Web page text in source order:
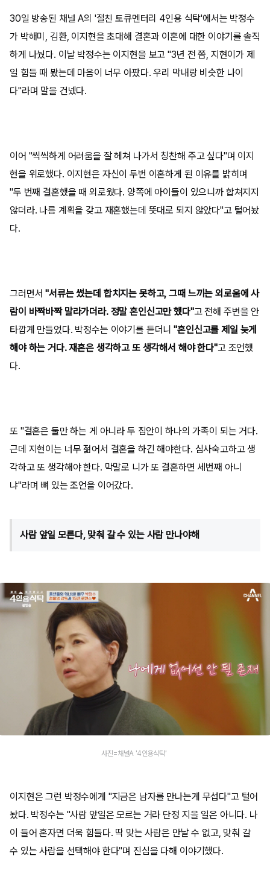
30일 방송된 채널 A의 '절친 토큐멘터리 4인용 식탁'에서는 박정수
가 박해미, 김환, 이지현을 초대해 결혼과 이혼에 대한 이야기를 솔직
하게 나눴다. 이날 박정수는 이지현을 보고 "3년 전 쯤, 지현이가 제
일 힘들 때 봤는데 마음이 너무 아팠다. 우리 막내랑 비슷한 나이
다"라며 말을 건넸다.
이어 "씩씩하게 어려움을 잘 헤쳐 나가서 칭찬해 주고 싶다"며 이지
현을 위로했다. 이지현은 자신이 두번 이혼하게 된 이유를 밝히며
"두 번째 결혼했을 때 외로웠다. 양쪽에 아이들이 있으니까 합쳐지지
않더라. 나름 계획을 갖고 재혼했는데 뜻대로 되지 않았다"고 털어놨
다.
그러면서"서류는 썼는데 합치지는 못하고, 그때 느끼는 외로움에 사
람이 바짝바짝 말라가더라. 정말 혼인신고만 했다"고 전해 주변을 안
타깝게 만들었다. 박정수는 이야기를 듣더니"혼인신고를 제일 늦게
해야 하는 거다. 재혼은 생각하고 또 생각해서 해야 한다"고 조언했
다.
또 "결혼은 둘만 하는 게 아니라 두 집안이 하나의 가족이 되는 거다.
근데 지현이는 너무 젊어서 결혼을 하긴 해야한다. 심사숙고하고 생
각하고 또 생각해야 한다. 막말로 니가 또 결혼하면 세번째 아니
냐"라며 뼈 있는 조언을 이어갔다.
사람 앞일 모른다, 맞춰 갈 수 있는 사람 만나야해
사진=채널A '4인용식탁'
이지현은 그런 박정수에게 "지금은 남자를 만나는게 무섭다"고 털어
놨다. 박정수는 "사람 앞일은 모르는 거라 단정 지을 일은 아니다. 나
이 들어 혼자면 더욱 힘들다. 딱 맞는 사람은 만날 수 없고, 맞춰 갈
수 있는 사람을 선택해야 한다"며 진심을 다해 이야기했다.